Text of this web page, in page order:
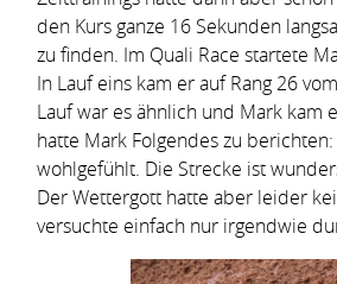
den Kurs ganze 16 Sekunden
zu finden. Im Quali Race startete
In Lauf eins kam er auf Rang 26
Lauf war es ähnlich und Mark kam
hatte Mark Folgendes zu
wohlgefühlt. Die Strecke ist
Der Wettergott hatte aber leider
versuchte einfach nur irgendwie